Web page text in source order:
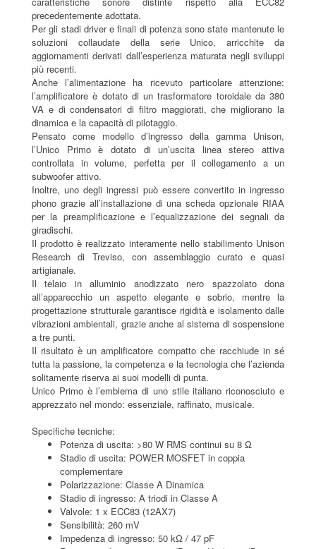
precedentemente adottata.
Per gli stadi driver e finali di potenza sono state mantenute le
soluzioni collaudate della serie Unico, arricchite da
aggiornamenti derivati dall’esperienza maturata negli sviluppi
più recenti.
Anche l’alimentazione ha ricevuto particolare attenzione:
l’amplificatore è dotato di un trasformatore toroidale da 380
VA e di condensatori di filtro maggiorati, che migliorano la
dinamica e la capacità di pilotaggio.
Pensato come modello d’ingresso della gamma Unison,
l’Unico Primo è dotato di un’uscita linea stereo attiva
controllata in volume, perfetta per il collegamento a un
subwoofer attivo.
Inoltre, uno degli ingressi può essere convertito in ingresso
phono grazie all’installazione di una scheda opzionale RIAA
per la preamplificazione e l’equalizzazione dei segnali da
giradischi.
Il prodotto è realizzato interamente nello stabilimento Unison
Research di Treviso, con assemblaggio curato e quasi
artigianale.
Il telaio in alluminio anodizzato nero spazzolato dona
all’apparecchio un aspetto elegante e sobrio, mentre la
progettazione strutturale garantisce rigidità e isolamento dalle
vibrazioni ambientali, grazie anche al sistema di sospensione
a tre punti.
Il risultato è un amplificatore compatto che racchiude in sé
tutta la passione, la competenza e la tecnologia che l’azienda
solitamente riserva ai suoi modelli di punta.
Unico Primo è l’emblema di uno stile italiano riconosciuto e
apprezzato nel mondo: essenziale, raffinato, musicale.
Specifiche tecniche:
Potenza di uscita: >80 W RMS continui su 8 Ω
Stadio di uscita: POWER MOSFET in coppia
complementare
Polarizzazione: Classe A Dinamica
Stadio di ingresso: A triodi in Classe A
Valvole: 1 x ECC83 (12AX7)
Sensibilità: 260 mV
Impedenza di ingresso: 50 kΩ / 47 pF